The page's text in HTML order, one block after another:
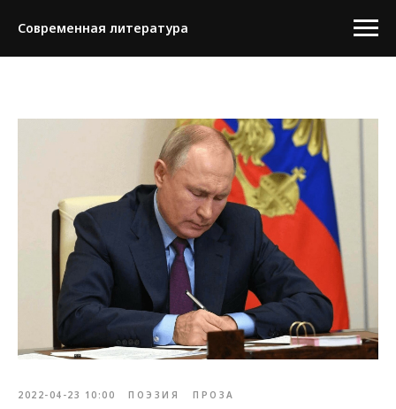
Современная литература
2022-04-23 10:00 ПОЭЗИЯ ПРОЗА